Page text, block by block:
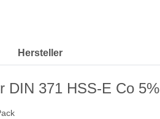
Hersteller
DIN 371 HSS-E Co 5%